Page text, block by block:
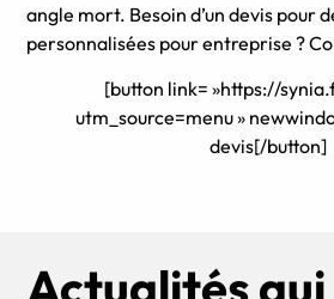
angle mort. Besoin d’un devis pour
personnalisées pour entreprise ?
[button link= »https://
utm_source=menu »
devis[/button]